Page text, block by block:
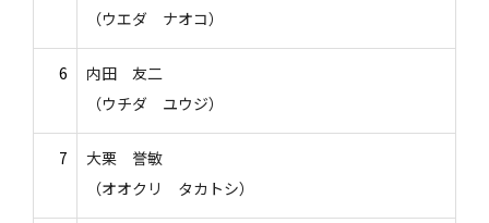
（ウエダ ナオコ）
6
内田 友二
（ウチダ ユウジ）
7
大栗 誉敏
（オオクリ タカトシ）